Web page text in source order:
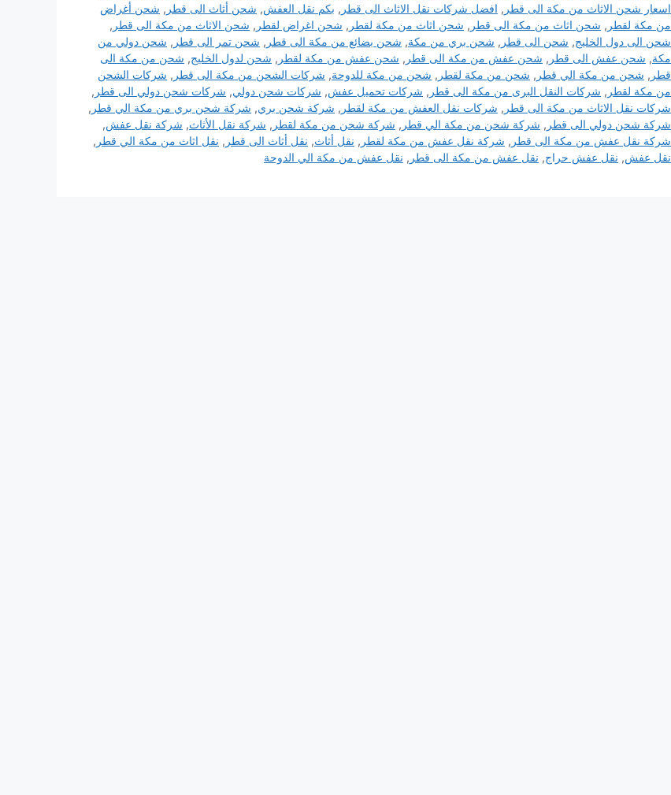
اسعار شحن الاثاث من مكة الى قطر , افضل شركات نقل الاثاث الى قطر , بكم نقل العفش, شحن أثاث الى قطر , شحن أغراض
من مكة لقطر , شحن اثاث من مكة الى قطر , شحن اثاث من مكة لقطر , شحن اغراض لقطر , شحن الاثاث من مكة الى قطر ,
شحن الى دول الخليج, شحن الى قطر , شحن بري من مكة, شحن بضائع من مكة الى قطر , شحن تمر الى قطر , شحن دولي من
مكة, شحن عفش الى قطر , شحن عفش من مكة الى قطر , شحن عفش من مكة لقطر , شحن لدول الخليج, شحن من مكة الى
قطر , شحن من مكة الي قطر , شحن من مكة لقطر , شحن من مكة للدوحة, شركات الشحن من مكة الى قطر , شركات الشحن
من مكة لقطر , شركات النقل البرى من مكة الى قطر , شركات تحميل عفش, شركات شحن دولي, شركات شحن دولي الى قطر ,
شركات نقل الاثاث من مكة الى قطر , شركات نقل العفش من مكة لقطر , شركة شحن بري, شركة شحن بري من مكة الي قطر ,
شركة شحن دولي الى قطر , شركة شحن من مكة الي قطر , شركة شحن من مكة لقطر , شركة نقل الأثاث, شركة نقل عفش,
شركة نقل عفش من مكة الى قطر , شركة نقل عفش من مكة لقطر , نقل أثاث, نقل أثاث الى قطر , نقل اثاث من مكة الي قطر ,
نقل عفش, نقل عفش حراج, نقل عفش من مكة الى قطر , نقل عفش من مكة الي الدوحة